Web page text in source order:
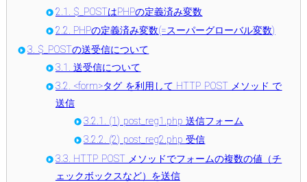
2.1.
$_POSTはPHPの定義済み変数
2.2.
PHPの定義済み変数(=スーパーグローバル変数)
3. $_POSTの送受信について
3.1.
送受信について
3.2.
<form>タグ を利用して HTTP POST メソッド で
送信
3.2.1.
(1) post_reg1.php 送信フォーム
3.2.2.
(2) post_reg2.php 受信
3.3. HTTP POST メソッドでフォームの複数の値（チ
ェックボックスなど）を送信